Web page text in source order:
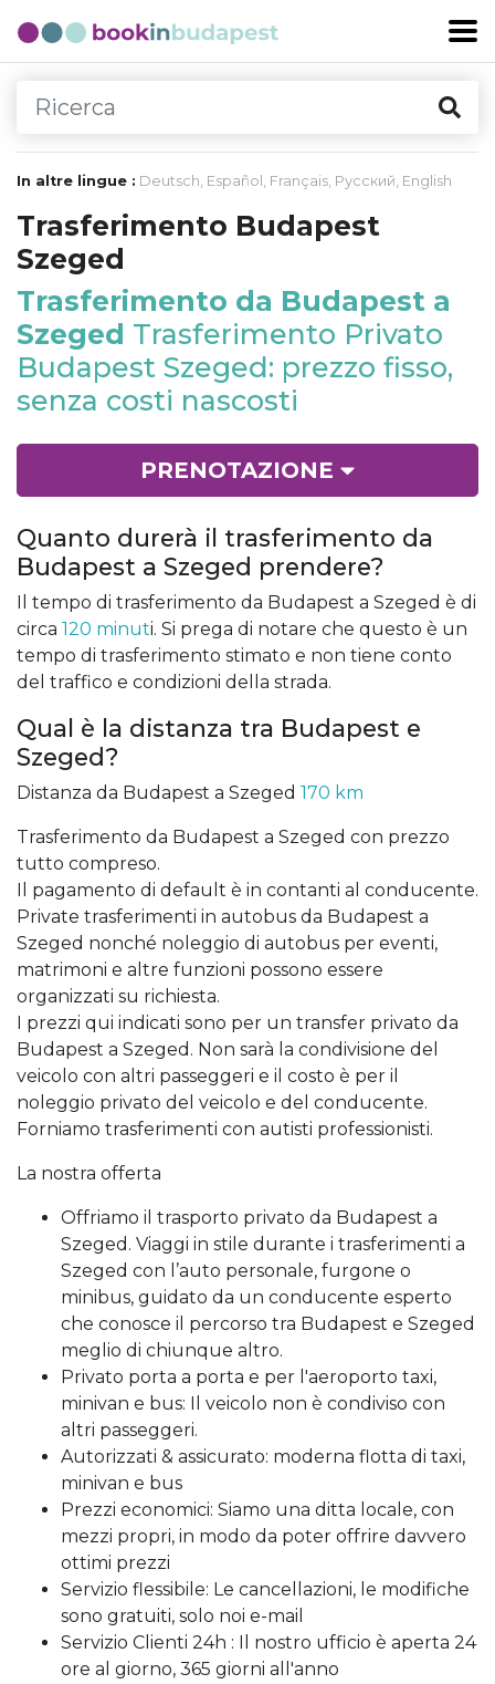
In altre lingue : Deutsch, Español , Français, Русский, English
Trasferimento Budapest
Szeged
Trasferimento da Budapest a
Szeged Trasferimento Privato
Budapest Szeged: prezzo fisso,
senza costi nascosti
La nostra offerta
Offriamo il trasporto privato da Budapest a
Szeged. Viaggi in stile durante i trasferimenti a
Szeged con l’auto personale, furgone o
minibus, guidato da un conducente esperto
che conosce il percorso tra Budapest e Szeged
meglio di chiunque altro.
Privato porta a porta e per l'aeroporto taxi,
minivan e bus: Il veicolo non è condiviso con
altri passeggeri.
Autorizzati & assicurato: moderna flotta di taxi,
minivan e bus
Prezzi economici: Siamo una ditta locale, con
mezzi propri, in modo da poter offrire davvero
ottimi prezzi
Servizio flessibile: Le cancellazioni, le modifiche
sono gratuiti, solo noi e-mail
Servizio Clienti 24h : Il nostro ufficio è aperta 24
ore al giorno, 365 giorni all'anno
PRENOTAZIONE
Quanto durerà il trasferimento da
Budapest a Szeged prendere?
Il tempo di trasferimento da Budapest a Szeged è di
circa 120 minuti. Si prega di notare che questo è un
tempo di trasferimento stimato e non tiene conto
del traffico e condizioni della strada.
Qual è la distanza tra Budapest e
Szeged?
Distanza da Budapest a Szeged 170 km
Trasferimento da Budapest a Szeged con prezzo
tutto compreso.
Il pagamento di default è in contanti al conducente.
Private trasferimenti in autobus da Budapest a
Szeged nonché noleggio di autobus per eventi,
matrimoni e altre funzioni possono essere
organizzati su richiesta.
I prezzi qui indicati sono per un transfer privato da
Budapest a Szeged. Non sarà la condivisione del
veicolo con altri passeggeri e il costo è per il
noleggio privato del veicolo e del conducente.
Forniamo trasferimenti con autisti professionisti.